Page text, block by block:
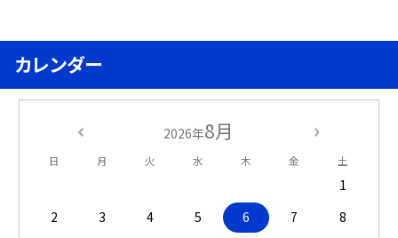
カレンダー
2026年8月
日 月 火 水 木 金 土
1
2
3 4 5 6 7
8